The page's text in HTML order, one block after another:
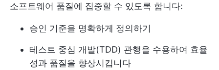
소프트웨어 품질에 집중할 수 있도록 합니다:
승인 기준을 명확하게 정의하기
테스트 중심 개발(TDD) 관행을 수용하여 효율
성과 품질을 향상시킵니다